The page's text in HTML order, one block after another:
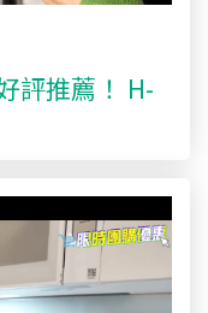
評推薦！ H-